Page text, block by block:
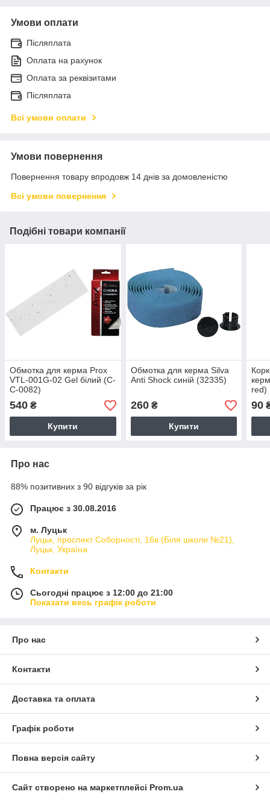
Умови оплати
Післяплата
Оплата на рахунок
Оплата за реквізитами
Післяплата
Всі умови оплати
Умови повернення
Повернення товару впродовж 14 днів за домовленістю
Всі умови повернення
Подібні товари компанії
Обмотка для керма Prox
VTL-001G-02 Gel білий (C-
C-0082)
540 ₴
Купити
Обмотка для керма Silva
Anti Shock синій (32335)
260₴
Купити
red)
90
Про нас
88% позитивних з 90 відгуків за рік
Працює з 30.08.2016
м. Луцьк
Луцьк, проспект Соборності, 16в (Біля школи №21),
Луцьк, Україна
Контакти
Сьогодні працює з 12:00 до 21:00
Показати весь графік роботи
Про нас
Контакти
Доставка та оплата
Графік роботи
Повна версія сайту
Сайт створено на маркетплейсі Prom.ua